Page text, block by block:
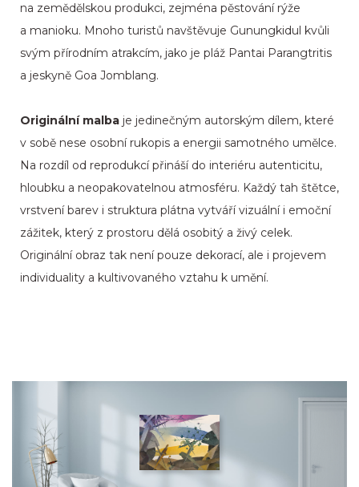
na zemědělskou produkci, zejména pěstování rýže
a manioku. Mnoho turistů navštěvuje Gunungkidul kvůli
svým přírodním atrakcím, jako je pláž Pantai Parangtritis
a jeskyně Goa Jomblang.
Originální malba je jedinečným autorským dílem, které
v sobě nese osobní rukopis a energii samotného umělce.
Na rozdíl od reprodukcí přináší do interiéru autenticitu,
hloubku a neopakovatelnou atmosféru. Každý tah štětce,
vrstvení barev i struktura plátna vytváří vizuální i emoční
zážitek, který z prostoru dělá osobitý a živý celek.
Originální obraz tak není pouze dekorací, ale i projevem
individuality a kultivovaného vztahu k umění.